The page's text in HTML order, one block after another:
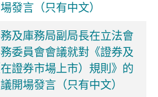
發言（只有中文）
及庫務局副局長在立法會
委員會會議就對《證券及
證券市場上市）規則》的
開場發言（只有中文）